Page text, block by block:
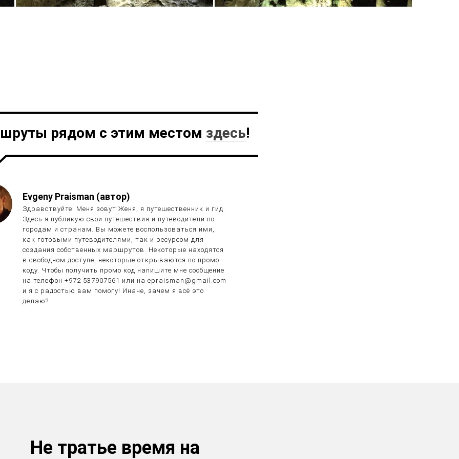
рядом с этим местом здесь!
Evgeny Praisman (автор)
Здравствуйте! Меня зовут Женя, я путешественник и гид.
Здесь я публикую свои путешествия и путеводители по
городам и странам. Вы можете воспользоваться ими,
как готовыми путеводителями, так и ресурсом для
создания собственных маршрутов. Некоторые находятся
в свободном доступе, некоторые открываются по промо
коду. Чтобы получить промо код напишите мне сообщение
на телефон +972 537907561 или на epraisman@gmail.com
и я с радостью вам помогу! Иначе, зачем я всё это
делаю?
Не тратье время на